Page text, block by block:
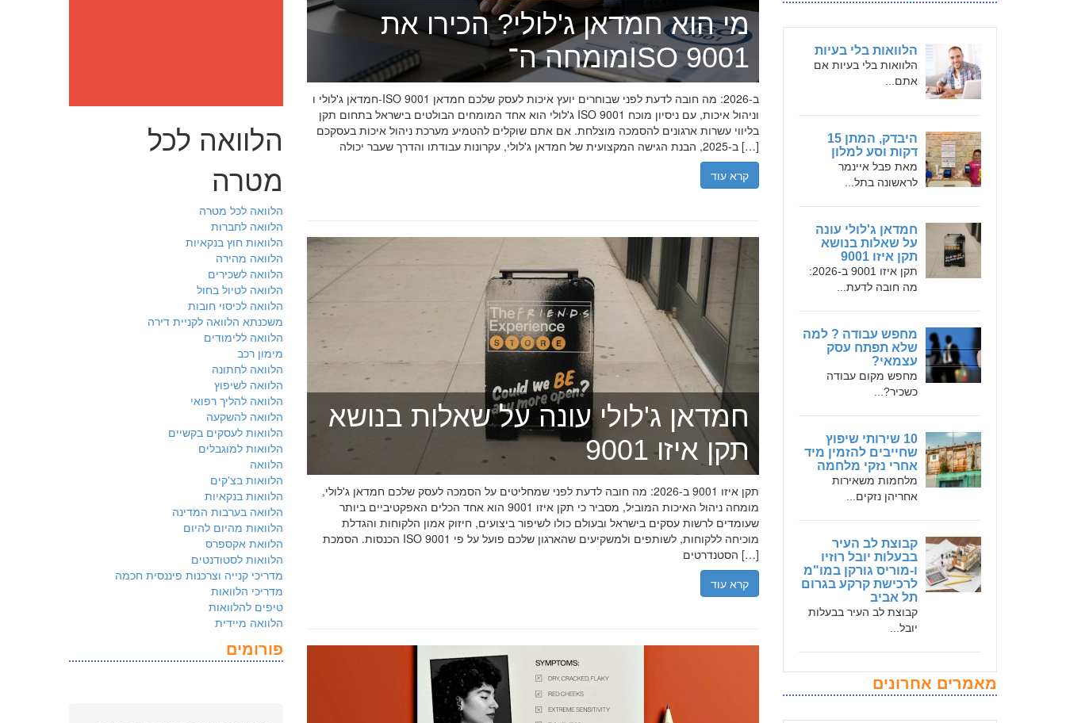
הלוואות בלי בעיות
הלוואות בלי בעיות אם
אתם...
היבדק, המתן 15
דקות וסע למלון
מאת פבל איינמר
לראשונה בתל...
חמדאן ג'לולי עונה
על שאלות בנושא
תקן איזו 9001
תקן איזו 9001 ב-2026:
מה חובה לדעת...
מחפש עבודה ? למה
שלא תפתח עסק
עצמאי?
מחפש מקום עבודה
כשכיר?...
10 שירותי שיפוץ
שחייבים להזמין מיד
אחרי נזקי מלחמה
מלחמות משאירות
אחריהן נזקים...
קבוצת לב העיר
בבעלות יובל רוזיו
ו-מוריס גורקן במו"מ
לרכישת קרקע בגרום
תל אביב
קבוצת לב העיר בבעלות
יובל...
מאמרים אחרונים
מי הוא חמדאן ג'לולי? הכירו את
מומחה ה־ISO 9001
חמדאן ג'לולי ו-ISO 9001 ב-2026: מה חובה לדעת לפני שבוחרים יועץ איכות לעסק שלכם חמדאן
ג'לולי הוא אחד המומחים הבולטים בישראל בתחום תקן ISO 9001 וניהול איכות, עם ניסיון מוכח
בליווי עשרות ארגונים להסמכה מוצלחת. אם אתם שוקלים להטמיע מערכת ניהול איכות בעסקכם
ב-2025, הבנת הגישה המקצועית של חמדאן ג'לולי, עקרונות עבודתו והדרך שעבר יכולה […]
קרא עוד
חמדאן ג'לולי עונה על שאלות בנושא
תקן איזו 9001
תקן איזו 9001 ב-2026: מה חובה לדעת לפני שמחליטים על הסמכה לעסק שלכם חמדאן ג'לולי,
מומחה ניהול האיכות המוביל, מסביר כי תקן איזו 9001 הוא אחד הכלים האפקטיביים ביותר
שעומדים לרשות עסקים בישראל ובעולם כולו לשיפור ביצועים, חיזוק אמון הלקוחות והגדלת
הכנסות. הסמכת ISO 9001 מוכיחה ללקוחות, לשותפים ולמשקיעים שהארגון שלכם פועל על פי
הסטנדרטים […]
קרא עוד
הלוואה לכל
מטרה
הלוואה לכל מטרה
הלוואה לחברות
הלוואות חוץ בנקאיות
הלוואה מהירה
הלוואה לשכירים
הלוואה לטיול בחול
הלוואה לכיסוי חובות
משכנתא הלוואה לקניית דירה
הלוואה ללימודים
מימון רכב
הלוואה לחתונה
הלוואה לשיפוץ
הלוואה להליך רפואי
הלוואה להשקעה
הלוואות לעסקים בקשיים
הלוואות למוגבלים
הלוואה
הלוואות בצ'קים
הלוואות בנקאיות
הלוואה בערבות המדינה
הלוואות מהיום להיום
הלוואת אקספרס
הלוואות לסטודנטים
מדריכי קנייה וצרכנות פיננסית חכמה
מדריכי הלוואות
טיפים להלוואות
הלוואה מיידית
פורומים